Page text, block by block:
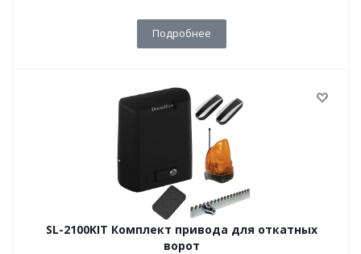
Подробнее
SL-2100KIT Комплект привода для откатных
ворот